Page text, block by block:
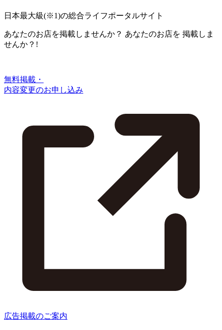
日本最大級(※1)の総合ライフポータルサイト
あなたのお店を掲載しませんか？ あなたのお店を 掲載しま
せんか？!
無料掲載・
内容変更のお申し込み
広告掲載のご案内